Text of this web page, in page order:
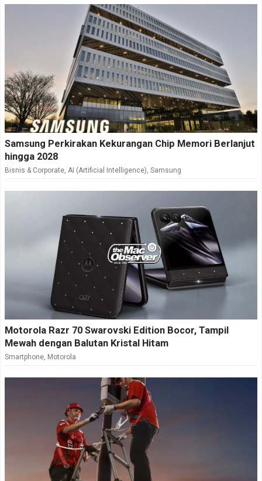
Samsung Perkirakan Kekurangan Chip Memori Berlanjut
hingga 2028
Bisnis & Corporate, AI (Artificial Intelligence), Samsung
Motorola Razr 70 Swarovski Edition Bocor, Tampil
Mewah dengan Balutan Kristal Hitam
Smartphone, Motorola